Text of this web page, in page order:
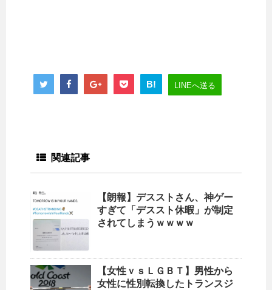
B! LINEへ送る
関連記事
【朗報】デスストさん、神ゲー
すぎて「デススト休暇」が制定
されてしまうｗｗｗｗ
【女性ｖｓＬＧＢＴ】男性から
女性に性別転換したトランスジ